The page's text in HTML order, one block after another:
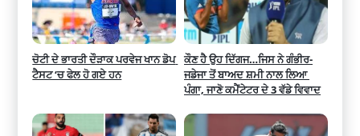
ਚੋਟੀ ਦੇ ਭਾਰਤੀ ਦੌੜਾਕ ਪਰਵੇਜ ਖਾਨ ਡੋਪ
ਟੈਸਟ ‘ਚ ਫੇਲ ਹੋ ਗਏ ਹਨ
ਕੌਣ ਹੈ ਉਹ ਦਿੱਗਜ…ਜਿਸ ਨੇ ਗੰਭੀਰ-
ਜਡੇਜਾ ਤੋਂ ਬਾਅਦ ਸ਼ਮੀ ਨਾਲ ਲਿਆ
ਪੰਗਾ, ਜਾਣੋ ਕਮੈਂਟੇਟਰ ਦੇ 3 ਵੱਡੇ ਵਿਵਾਦ